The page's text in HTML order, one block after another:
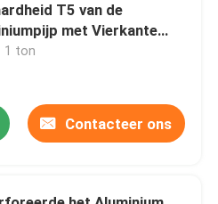
T5 van de
met Vierkante
1 ton
Contacteer ons